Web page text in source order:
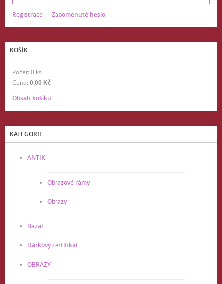
Registrace Zapomenuté heslo
KOŠÍK
Počet: 0 ks
Cena: 0,00 Kč
Obsah košíku
KATEGORIE
ANTIK
Obrazové rámy
Obrazy
Bazar
Dárkový certifikát
OBRAZY